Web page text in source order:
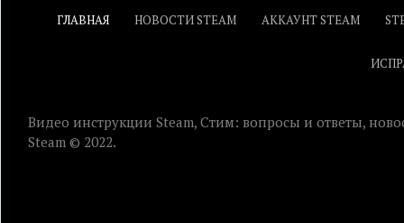
ГЛАВНАЯ НОВОСТИ STEAM АККАУНТ STEAM
Видео инструкции Steam, Стим: вопросы и ответы,
Steam © 2022.